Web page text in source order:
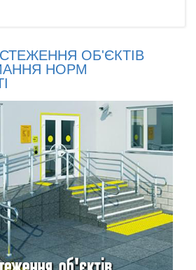
ОБ'ЄКТІВ
НОРМ